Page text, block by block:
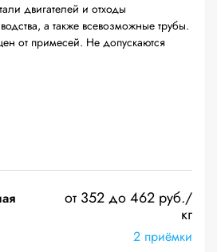
двигателей и отходы
а также всевозможные трубы.
от примесей. Не допускаются
от 352 до 462 руб./
кг
2 приёмки